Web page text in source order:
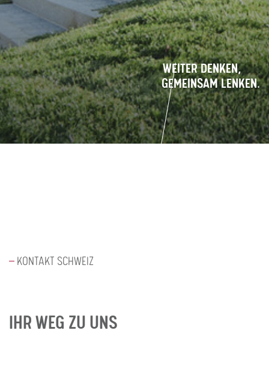
WEITER DENKEN,
GEMEINSAM LENKEN.
KONTAKT SCHWEIZ
IHR WEG ZU UNS